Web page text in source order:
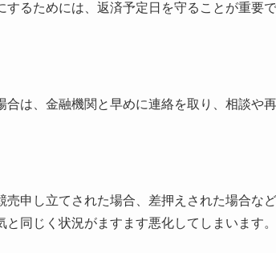
るためには、返済予定日を守ることが重要で
合は、金融機関と早めに連絡を取り、相談や
売申し立てされた場合、差押えされた場合な
同じく状況がますます悪化してしまいます。